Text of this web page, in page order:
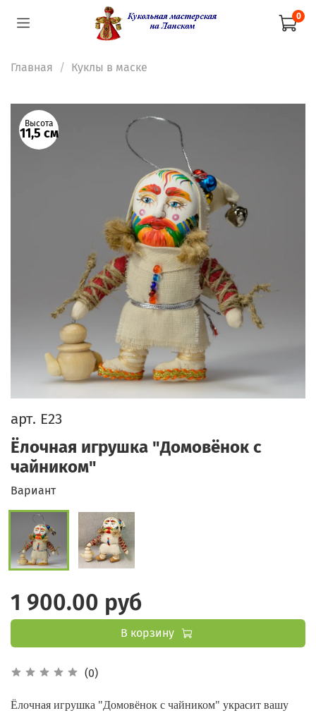
0
Главная Куклы в маске
Высота
11,5 см
арт. Е23
Ёлочная игрушка "Домовёнок с
чайником"
(0)
Вариант
1 900.00 руб
В корзину
Ёлочная игрушка "Домовёнок с чайником" украсит вашу